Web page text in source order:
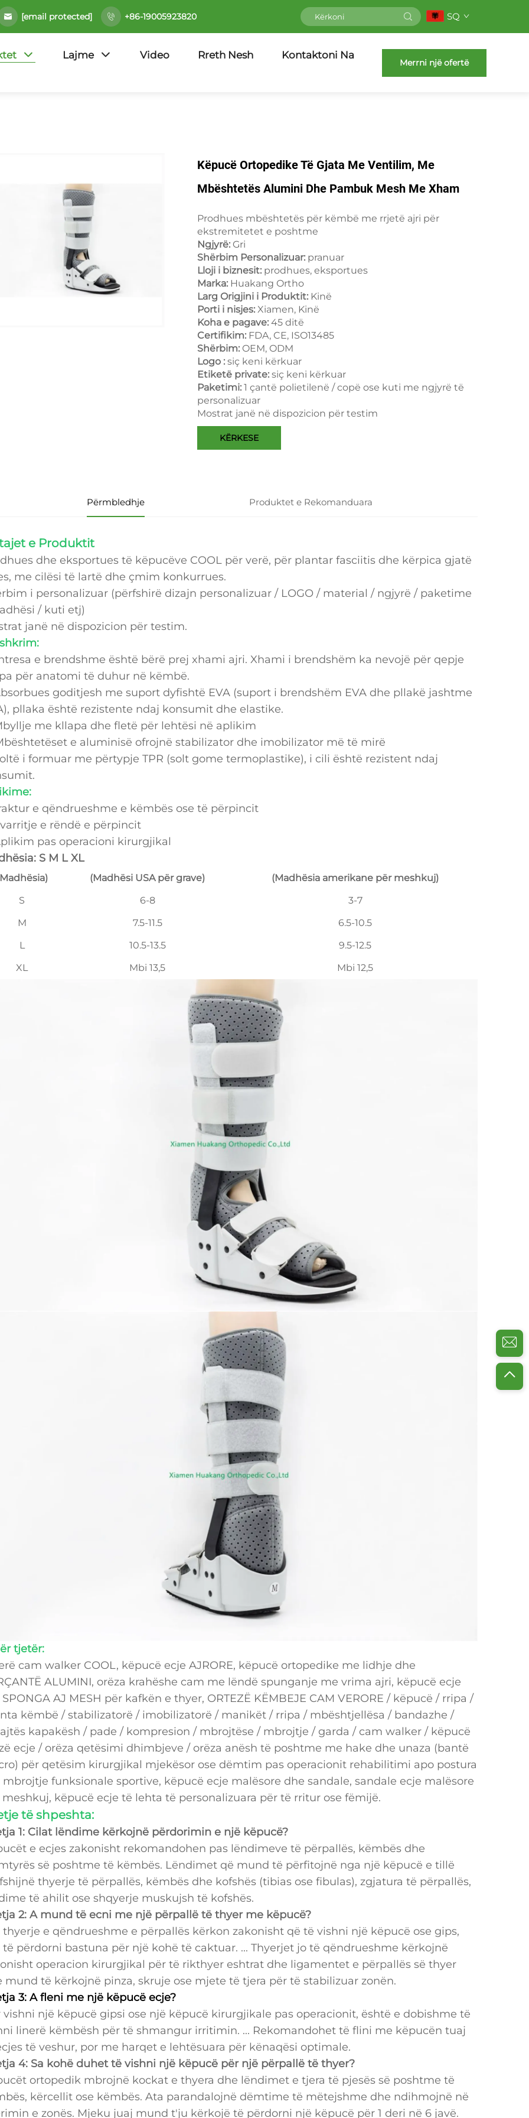
[email protected] +86-19005923820 SQ
Lajme Video Rreth Nesh
Kontaktoni Na
Merrni një ofertë
Këpucë Ortopedike Të Gjata Me Ventilim, Me
Mbështetës Alumini Dhe Pambuk Mesh Me Xham
Prodhues mbështetës për këmbë me rrjetë ajri për
ekstremitetet e poshtme
Ngjyrë: Gri
Shërbim Personalizuar: pranuar
Lloji i biznesit: prodhues, eksportues
Marka: Huakang Ortho
Larg Origjini i Produktit: Kinë
Porti i nisjes: Xiamen, Kinë
Koha e pagave: 45 ditë
Certifikim: FDA, CE, ISO13485
Shërbim: OEM, ODM
Logo : siç keni kërkuar
Etiketë private: siç keni kërkuar
Paketimi: 1 çantë polietilenë / copë ose kuti me ngjyrë të
personalizuar
Mostrat janë në dispozicion për testim
KËRKESE
Përmbledhje Produktet e Rekomanduara
e Produktit
dhe eksportues të këpucëve COOL për verë, për plantar fasciitis dhe kërpica gjatë
me cilësi të lartë dhe çmim konkurrues.
i personalizuar (përfshirë dizajn personalizuar / LOGO / material / ngjyrë / paketime
/ kuti etj)
janë në dispozicion për testim.
e brendshme është bërë prej xhami ajri. Xhami i brendshëm ka nevojë për qepje
për anatomi të duhur në këmbë.
goditjesh me suport dyfishtë EVA (suport i brendshëm EVA dhe pllakë jashtme
pllaka është rezistente ndaj konsumit dhe elastike.
me kllapa dhe fletë për lehtësi në aplikim
e aluminisë ofrojnë stabilizator dhe imobilizator më të mirë
i formuar me përtypje TPR (solt gome termoplastike), i cili është rezistent ndaj
e qëndrueshme e këmbës ose të përpincit
e rëndë e përpincit
pas operacioni kirurgjikal
S M L XL
(Madhësi USA për grave)
(Madhësia amerikane për meshkuj)
S
6-8
3-7
M
7.5-11.5
6.5-10.5
L
10.5-13.5
9.5-12.5
XL
Mbi 13,5 Mbi 12,5
tjetër:
cam walker COOL, këpucë ecje AJRORE, këpucë ortopedike me lidhje dhe
ALUMINI, orëza krahëshe cam me lëndë spunganje me vrima ajri, këpucë ecje
AJ MESH për kafkën e thyer, ORTEZË KËMBEJE CAM VERORE / këpucë / rripa /
këmbë / stabilizatorë / imobilizatorë / manikët / rripa / mbështjellësa / bandazhe /
kapakësh / pade / kompresion / mbrojtëse / mbrojtje / garda / cam walker / këpucë
ecje / orëza qetësimi dhimbjeve / orëza anësh të poshtme me hake dhe unaza (bantë
për qetësim kirurgjikal mjekësor ose dëmtim pas operacionit rehabilitimi apo postura
mbrojtje funksionale sportive, këpucë ecje malësore dhe sandale, sandale ecje malësore
meshkuj, këpucë ecje të lehta të personalizuara për të rritur ose fëmijë.
të shpeshta:
1: Cilat lëndime kërkojnë përdorimin e një këpucë?
e ecjes zakonisht rekomandohen pas lëndimeve të përpallës, këmbës dhe
së poshtme të këmbës. Lëndimet që mund të përfitojnë nga një këpucë e tillë
thyerje të përpallës, këmbës dhe kofshës (tibias ose fibulas), zgjatura të përpallës,
të ahilit ose shqyerje muskujsh të kofshës.
2: A mund të ecni me një përpallë të thyer me këpucë?
thyerje e qëndrueshme e përpallës kërkon zakonisht që të vishni një këpucë ose gips,
të përdorni bastuna për një kohë të caktuar. ... Thyerjet jo të qëndrueshme kërkojnë
operacion kirurgjikal për të rikthyer eshtrat dhe ligamentet e përpallës së thyer
mund të kërkojnë pinza, skruje ose mjete të tjera për të stabilizuar zonën.
3: A fleni me një këpucë ecje?
vishni një këpucë gipsi ose një këpucë kirurgjikale pas operacionit, është e dobishme të
linerë këmbësh për të shmangur irritimin. ... Rekomandohet të flini me këpucën tuaj
të veshur, por me harqet e lehtësuara për kënaqësi optimale.
4: Sa kohë duhet të vishni një këpucë për një përpallë të thyer?
ortopedik mbrojnë kockat e thyera dhe lëndimet e tjera të pjesës së poshtme të
kërcellit ose këmbës. Ata parandalojnë dëmtime të mëtejshme dhe ndihmojnë në
e zonës. Mjeku juaj mund t'ju kërkojë të përdorni një këpucë për 1 deri në 6 javë.